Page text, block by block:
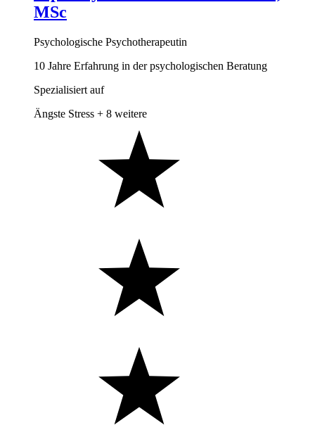
MSc
Psychologische Psychotherapeutin
10 Jahre Erfahrung in der psychologischen Beratung
Spezialisiert auf
Ängste Stress + 8 weitere